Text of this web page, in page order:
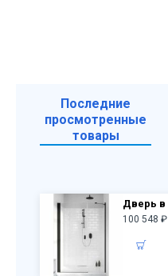
Последние
просмотренные
товары
100 548 ₽